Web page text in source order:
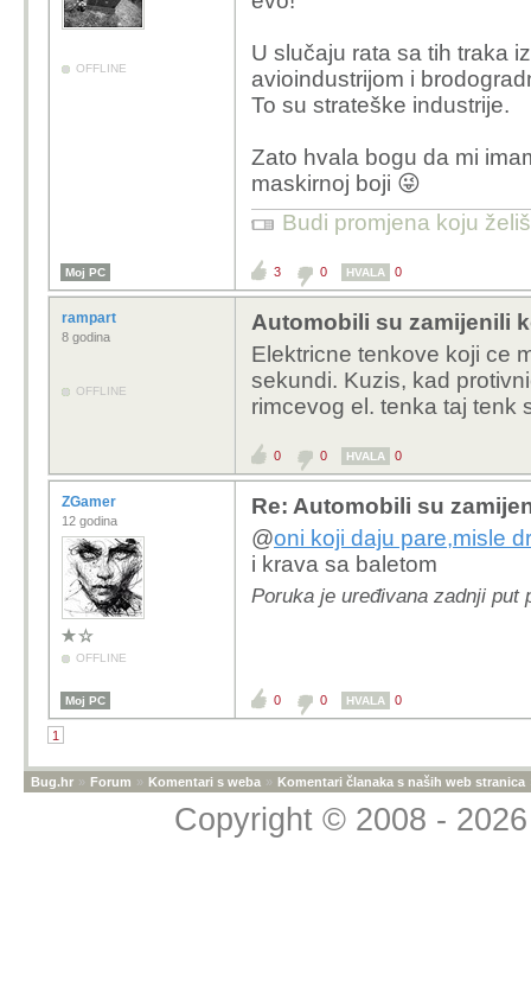
OFFLINE
U slučaju rata sa tih traka
avioindustrijom i
To su strateške industrije.
Zato hvala bogu da mi
maskirnoj boji 😜
Budi promjena koju
Moj PC 3 0 HVALA 0
rampart
8 godina
OFFLINE
Automobili su zamijenili
Elektricne tenkove koji ce
sekundi. Kuzis, kad
rimcevog el. tenka taj tenk
0 0 HVALA 0
ZGamer
12 godina
OFFLINE
Re: Automobili su
@oni koji daju pare,misle
i krava sa baletom
Poruka je uređivana zadnji put
Moj PC 0 0 HVALA 0
1
Bug.hr » Forum » Komentari s weba » Komentari članaka s naših web stranica
Copyright © 2008 -